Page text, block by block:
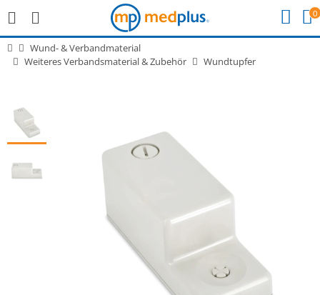
0
Wund- & Verbandmaterial
Weiteres Verbandsmaterial & Zubehör
Wundtupfer